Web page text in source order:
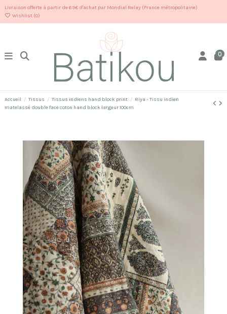
Livraison offerte à partir de 69€ d'achat par Mondial Relay (France métropolitaine)
Wishlist (0)
0
Accueil Tissus Tissus indiens hand block print
Riya - Tissu indien
matelassé double face coton hand block largeur 100cm